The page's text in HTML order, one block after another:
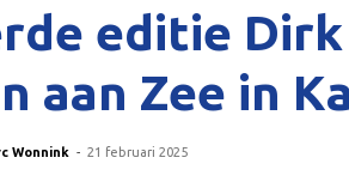
editie
aan Zee in
Wonnink - 21 februari 2025